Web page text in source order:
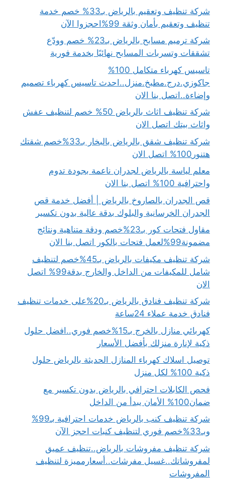
شركة تنظيف وتعقيم بالرياض بـ33% خصم خدمة
تنظيف وتعقيم بأمان وثقة 99%احجزوا الآن
شركة ترميم مسابح بالرياض بـ23% خصم وودّع
تشققات وتسربات المسابح نهائيًا بخدمة فورية
تاسيس كهرباء متكامل 100%
جاكوزي.درج.مطبخ.منزل..احدث تاسيس كهرباء تصميم
وإضاءة..اتصل بنا الان
شركة تنظيف اثاث بالرياض 50% خصم لتنظيف عفش
واثاث بيتك اتصل الان
شركة تنظيف شقق بالرياض بالبخار بـ33%خصم شقتك
هتنور100% اتصل الان
معلم لياسة بالرياض لجدران ناعمة بجودة تدوم
واحترافية 100% اتصل بنا الان
قص الجدران بالصاروخ بالرياض | أفضل خدمة قص
الجدران الخرسانية والبلوك بدقة عالية بدون تكسير
مقاول فتحات كور بـ23%خصم ودقة متناهية ونتائج
مضمونة99%لعمل فتحات بالكور اتصل بنا الان
شركة تنظيف مكيفات بالرياض بـ45%خصم لتنظيف
شامل للمكيفات من الداخل والخارج بدقة99% اتصل
الان
شركة تنظيف فنادق بالرياض بـ20%على خدمات تنظيف
فنادق خدمة عملاء 24ساعة
كهربائي منازل بالخرج بـ15%خصم فوري..افضل حلول
ذكية لإنارة منزلك بأفضل الأسعار
توصيل اسلاك كهرباء المنازل الحديثة بالرياض حلول
ذكية 100% لكل منزل
فحص الكابلات احترافي بالرياض بدون تكسير مع
ضمان100% الأمان يبدأ من الداخل
شركة تنظيف كنب بالرياض خدمات احترافية بـ99%
وبـ33%خصم فوري لتنظيف كنبات احجز الآن
شركة تنظيف مفروشات بالرياض..تنظيف عميق
لمفروشاتك..غسيل مفرشات..أسعارمميزة لتنظيف
المفروشات